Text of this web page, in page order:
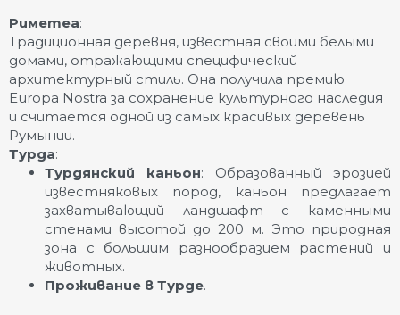
Риметеа:
Традиционная деревня, известная своими белыми
домами, отражающими специфический
архитектурный стиль. Она получила премию
Europa Nostra за сохранение культурного наследия
и считается одной из самых красивых деревень
Румынии.
Турда:
Турдянский каньон: Образованный эрозией
известняковых пород, каньон предлагает
захватывающий ландшафт с каменными
стенами высотой до 200 м. Это природная
зона с большим разнообразием растений и
животных.
Проживание в Турде.